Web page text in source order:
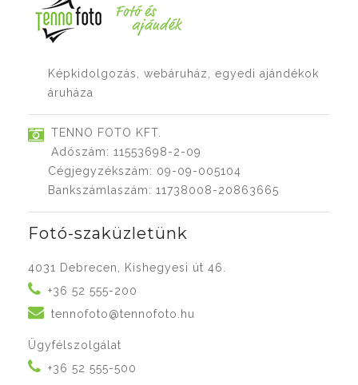
Képkidolgozás, webáruház, egyedi ajándékok
áruháza
TENNO FOTO KFT.
Adószám: 11553698-2-09
Cégjegyzékszám: 09-09-005104
Bankszámlaszám: 11738008-20863665
Fotó-szaküzletünk
4031 Debrecen, Kishegyesi út 46.
+36 52 555-200
tennofoto@tennofoto.hu
Ügyfélszolgálat
+36 52 555-500